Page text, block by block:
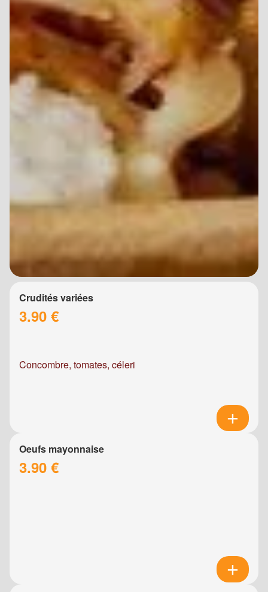
Crudités variées
3.90 €
Concombre, tomates, céleri
Oeufs mayonnaise
3.90 €